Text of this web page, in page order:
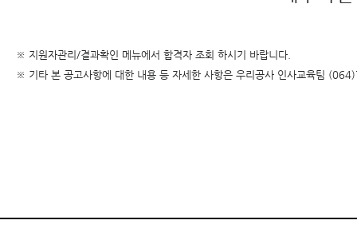
※ 지원자관리/결과확인 메뉴에서 합격자 조회 하시기 바랍니다.
※ 기타 본 공고사항에 대한 내용 등 자세한 사항은 우리공사 인사교육팀